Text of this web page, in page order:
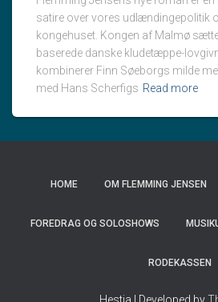
satire over vores udlændingepolitik
kongehuset. Kongen af Malmø
baserede danske kludetæppe-
kombinerer Finn Søeborgs milde
med Hans Scherfigs Read more
HOME OM FLEMMING JENSEN
FOREDRAG OG SOLOSHOWS
RODEKASSEN